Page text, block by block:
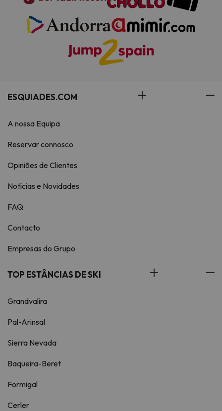
ESQUIADES.COM
A nossa Equipa
Reservar connosco
Opiniões de Clientes
Notícias e Novidades
FAQ
Contacto
Empresas do Grupo
TOP ESTÂNCIAS DE SKI
Grandvalira
Pal-Arinsal
Sierra Nevada
Baqueira-Beret
Formigal
Cerler